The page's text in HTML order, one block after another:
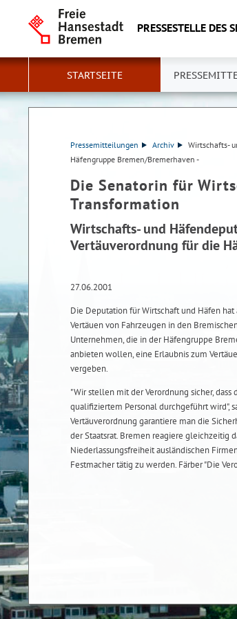
PRESSESTELLE DES
STARTSEITE
Pressemitteilungen Archiv
Wirtschafts-
Häfengruppe Bremen/Bremerhaven -
Die Senatorin für
Transformation
Wirtschafts- und
Vertäuverordnung für die
27.06.2001
Die Deputation für Wirtschaft und Häfen
Vertäuen von Fahrzeugen in den
Unternehmen, die in der Häfengruppe
anbieten wollen, eine Erlaubnis zum
vergeben.
"Wir stellen mit der Verordnung sicher,
qualifiziertem Personal durchgeführt wird",
Vertäuverordnung garantiere man die
der Staatsrat. Bremen reagiere gleichzeitig
Niederlassungsfreiheit ausländischen
Festmacher tätig zu werden. Färber "Die